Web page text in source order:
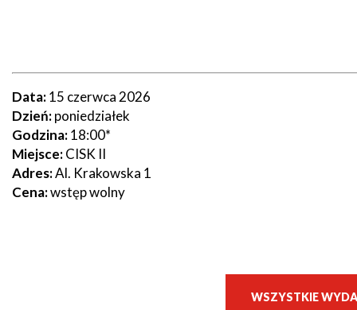
Data:15 czerwca 2026
Dzień:poniedziałek
Godzina:18:00*
Miejsce:CISK II
Adres:Al. Krakowska 1
Cena:wstęp wolny
WSZYSTKIE